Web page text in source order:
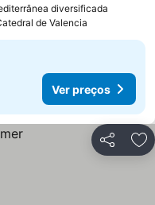
diversificada
de Valencia
Ver preços
Partilhar